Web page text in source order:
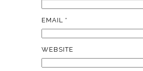
EMAIL *
WEBSITE